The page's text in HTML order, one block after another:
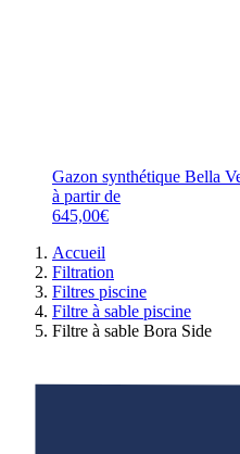
Gazon synthétique Bella
à partir de
645,00€
Accueil
Filtration
Filtres piscine
Filtre à sable piscine
Filtre à sable Bora Side